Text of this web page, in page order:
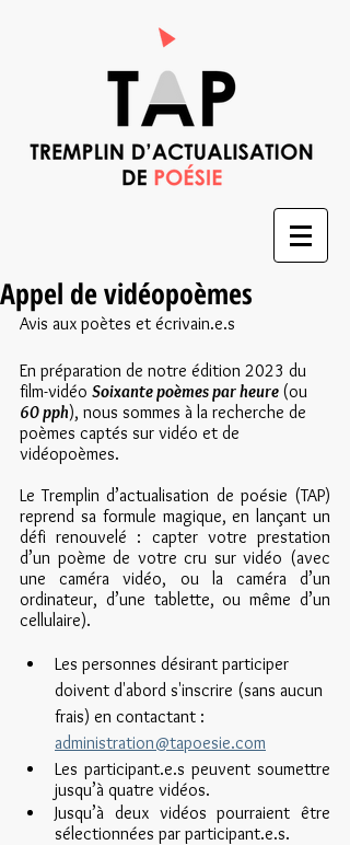
Appel de vidéopoèmes
Avis aux poètes et écrivain.e.s
En préparation de notre édition 2023 du
film-vidéo Soixante poèmes par heure (ou
60 pph), nous sommes à la recherche de
poèmes captés sur vidéo et de
vidéopoèmes.
Le Tremplin d’actualisation de poésie (TAP)
reprend sa formule magique, en lançant un
défi renouvelé : capter votre prestation
d’un poème de votre cru sur vidéo (avec
une caméra vidéo, ou la caméra d’un
ordinateur, d’une tablette, ou même d’un
cellulaire).
Les personnes désirant participer
doivent d'abord s'inscrire (sans aucun
frais) en contactant :
administration@tapoesie.com
Les participant.e.s peuvent soumettre
jusqu’à quatre vidéos.
Jusqu’à deux vidéos pourraient être
sélectionnées par participant.e.s.